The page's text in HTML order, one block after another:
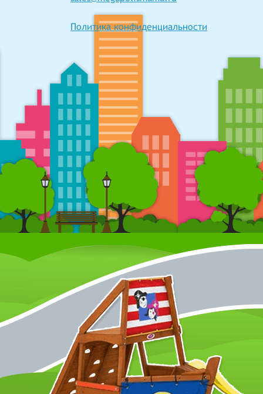
Политика конфиденциальности